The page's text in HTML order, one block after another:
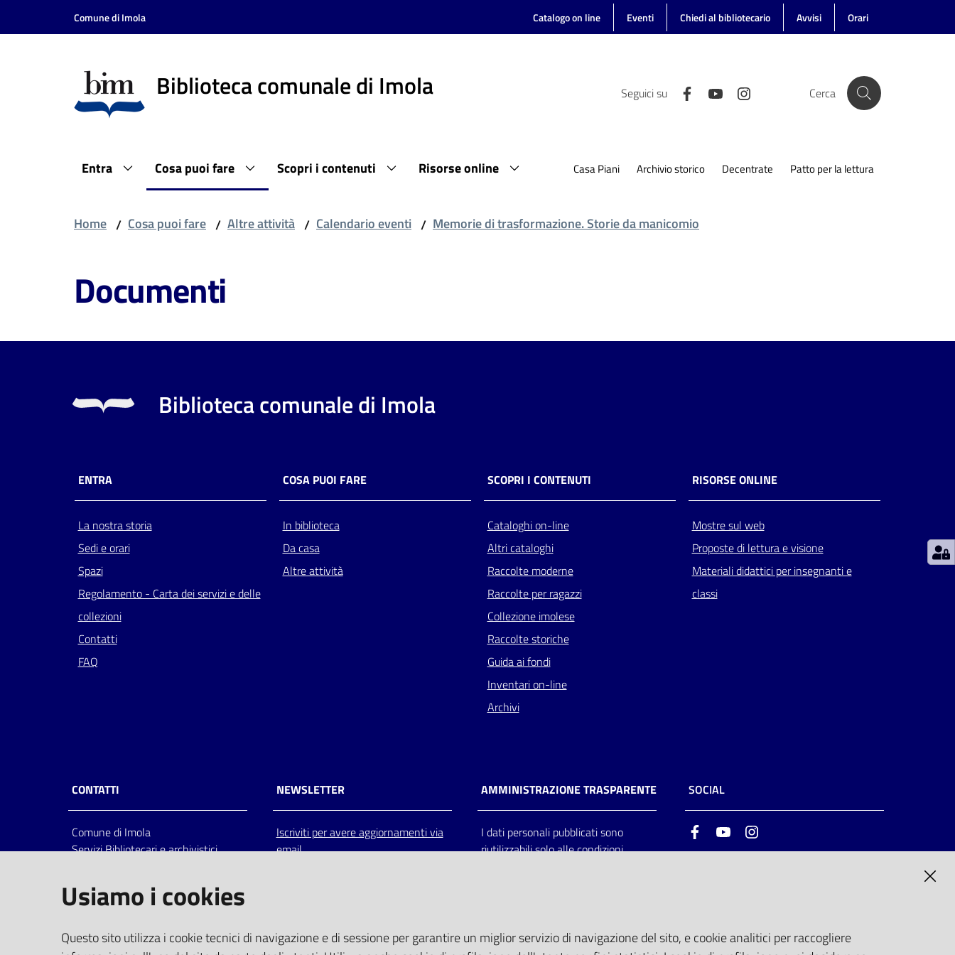
Vai al contenuto
Vai alla navigazione
Comune di Imola Catalogo on line Eventi Chiedi al bibliotecario Avvisi Orari
Biblioteca comunale di Imola Seguici su Cerca
Entra Cosa puoi fare Scopri i contenuti Risorse online Casa Piani Archivio storico Decentrate Patto per la lettura
Home / Cosa puoi fare / Altre attività / Calendario eventi / Memorie di trasformazione. Storie da manicomio
Documenti
Biblioteca comunale di Imola
ENTRA
La nostra storia
Sedi e orari
Spazi
Regolamento - Carta dei servizi e delle
collezioni
Contatti
FAQ
COSA PUOI FARE
In biblioteca
Da casa
Altre attività
SCOPRI I CONTENUTI
Cataloghi on-line
Altri cataloghi
Raccolte moderne
Raccolte per ragazzi
Collezione imolese
Raccolte storiche
Guida ai fondi
Inventari on-line
Archivi
RISORSE ONLINE
Mostre sul web
Proposte di lettura e visione
Materiali didattici per insegnanti e
classi
CONTATTI
Comune di Imola
Servizi Bibliotecari e archivistici
Italia
centralino: tel 0542.6026.36 fax
bim@comune.imola.bo.it
PEC
NEWSLETTER
Iscriviti per avere aggiornamenti via
email
AMMINISTRAZIONE TRASPARENTE
I dati personali pubblicati sono
riutilizzabili solo alle condizioni
SOCIAL
FacebookYoutube
Usiamo i cookies
Questo sito utilizza i cookie tecnici di navigazione e di sessione per garantire un miglior servizio di navigazione del sito, e cookie analitici per raccogliere